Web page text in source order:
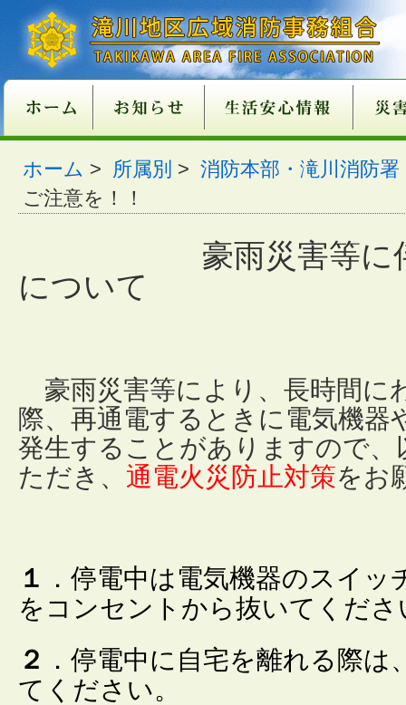
新庁舎情報
入札情報
職員採用情報
各種申請・届出用紙
講習・試験案内
地方分権改革一括法
関係条例整備
違反対象物公表制度
適マーク制度 火災予防 火災
消火
火災
住宅
いて
住宅
店
過去
住宅
功事例
催し
条例
救急 心肺
異物
止血法
ＡＥ
救急
医療
患者
て
１１９番 １１
１１
い
携帯
番に
救急
いて
ご注意 古い
消火
ついて
住宅
適正
ガス
につ
ホー
につ
消火
準の
組合
過去
ホーム > 所属別 > 消防本部・滝川消防署
ご注意を！！
豪雨災害等に
について
豪雨災害等により、長時間に
際、再通電するときに電気機器
発生することがありますので、
ただき、 通電火災防止対策をお
１ ．停電中は電気機器のスイ
をコンセントから抜いてくださ
２ ．停電中に自宅を離れる際
てください。